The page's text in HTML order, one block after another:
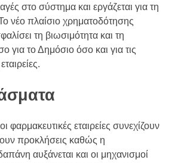
στο σύστημα και εργάζεται για τη
νέο πλαίσιο χρηματοδότησης
τη βιωσιμότητα και τη
για το Δημόσιο όσο και για τις
φαρμακευτικές εταιρείες συνεχίζουν
προκλήσεις καθώς η
αυξάνεται και οι μηχανισμοί